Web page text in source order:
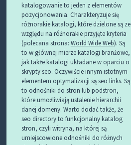
katalogowanie to jeden z elementów
pozycjonowania. Charakteryzuje się
różnorakie katalogi, które dzielone są ze
względu na różnorakie przyjęte kryteria
(polecana strona: World Wide Web). Są
to w głównej mierze katalogi branżowe,
jak także katalogi układane w oparciu o
skrypty seo. Oczywiście innym istotnym
elementem optymalizacji są seo links. Są
to odnośniki do stron lub podstron,
które umożliwiają ustalenie hierarchii
danej domeny. Warto dodać także, że
seo directory to funkcjonalny katalog
stron, czyli witryna, na której są
umiejscowione odnośniki do różnych